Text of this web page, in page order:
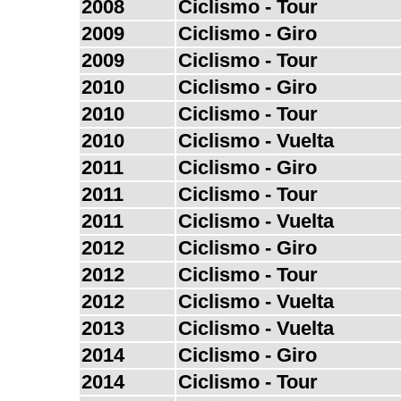
2008
Ciclismo - Tour
2009
Ciclismo - Giro
2009
Ciclismo - Tour
2010
Ciclismo - Giro
2010
Ciclismo - Tour
2010
Ciclismo - Vuelta
2011
Ciclismo - Giro
2011
Ciclismo - Tour
2011
Ciclismo - Vuelta
2012
Ciclismo - Giro
2012
Ciclismo - Tour
2012
Ciclismo - Vuelta
2013
Ciclismo - Vuelta
2014
Ciclismo - Giro
2014
Ciclismo - Tour